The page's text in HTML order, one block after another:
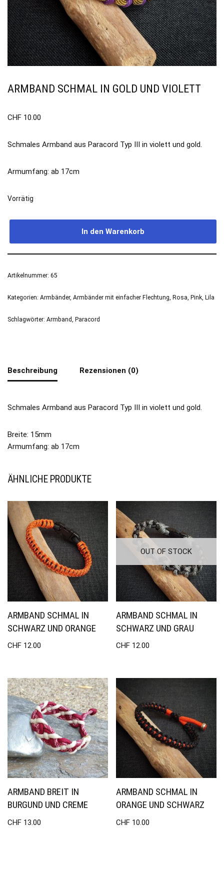
ARMBAND SCHMAL IN GOLD UND VIOLETT
CHF 10.00
Schmales Armband aus Paracord Typ III in violett und gold.
Armumfang: ab 17cm
Vorrätig
In den Warenkorb
Artikelnummer: 65
Kategorien: Armbänder, Armbänder mit einfacher Flechtung, Rosa, Pink, Lila
Schlagwörter: Armband, Paracord
Beschreibung Rezensionen (0)
Schmales Armband aus Paracord Typ III in violett und gold.
Breite: 15mm
Armumfang: ab 17cm
ÄHNLICHE PRODUKTE
ARMBAND SCHMAL IN
SCHWARZ UND ORANGE
CHF 12.00
OUT OF STOCK
ARMBAND SCHMAL IN
SCHWARZ UND GRAU
CHF 12.00
ARMBAND BREIT IN
BURGUND UND CREME
CHF 13.00
ARMBAND SCHMAL IN
ORANGE UND SCHWARZ
CHF 10.00